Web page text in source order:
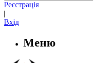
Реєстрація
|
Вхід
Меню